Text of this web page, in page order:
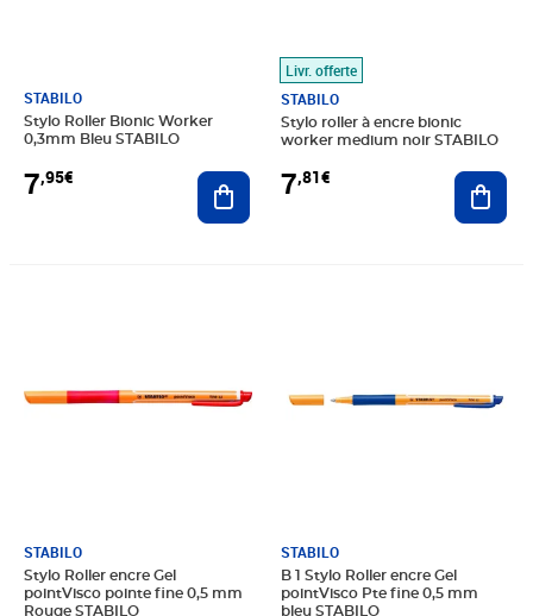
STABILO
Stylo Roller Bionic Worker
0,3mm Bleu STABILO
7,95€ Ajouter au panier
Livr. offerte
STABILO
Stylo roller à encre bionic
worker medium noir STABILO
7,81€
STABILO
Stylo Roller encre Gel
pointVisco pointe fine 0,5 mm
Rouge STABILO
STABILO
B 1 Stylo Roller encre Gel
pointVisco Pte fine 0,5 mm
bleu STABILO